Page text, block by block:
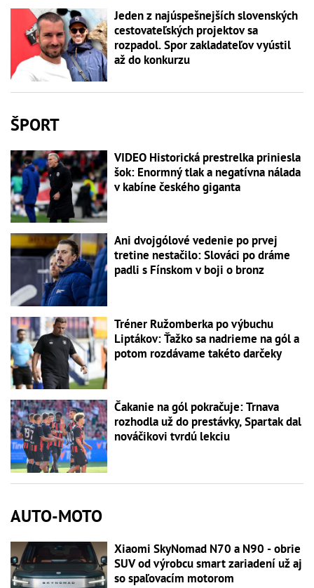
Jeden z najúspešnejších slovenských
cestovateľských projektov sa
rozpadol. Spor zakladateľov vyústil
až do konkurzu
ŠPORT
VIDEO Historická prestrelka priniesla
šok: Enormný tlak a negatívna nálada
v kabíne českého giganta
Ani dvojgólové vedenie po prvej
tretine nestačilo: Slováci po dráme
padli s Fínskom v boji o bronz
Tréner Ružomberka po výbuchu
Liptákov: Ťažko sa nadrieme na gól a
potom rozdávame takéto darčeky
Čakanie na gól pokračuje: Trnava
rozhodla už do prestávky, Spartak dal
nováčikovi tvrdú lekciu
AUTO-MOTO
Xiaomi SkyNomad N70 a N90 - obrie
SUV od výrobcu smart zariadení už aj
so spaľovacím motorom